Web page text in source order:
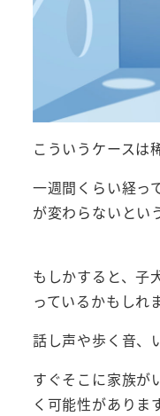
こういうケースは
一週間くらい経っ
が変わらないとい
もしかすると、子
っているかもしれ
話し声や歩く音、
すぐそこに家族が
く可能性があります